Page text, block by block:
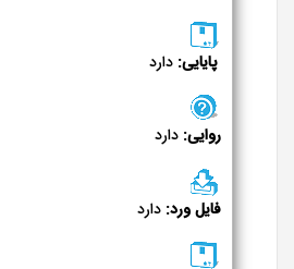
پایایی: دارد
روایی: دارد
فایل ورد: دارد